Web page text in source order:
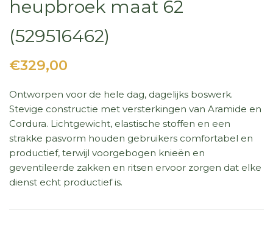
heupbroek maat 62
(529516462)
€329,00
Ontworpen voor de hele dag, dagelijks boswerk.
Stevige constructie met versterkingen van Aramide en
Cordura. Lichtgewicht, elastische stoffen en een
strakke pasvorm houden gebruikers comfortabel en
productief, terwijl voorgebogen knieën en
geventileerde zakken en ritsen ervoor zorgen dat elke
dienst echt productief is.